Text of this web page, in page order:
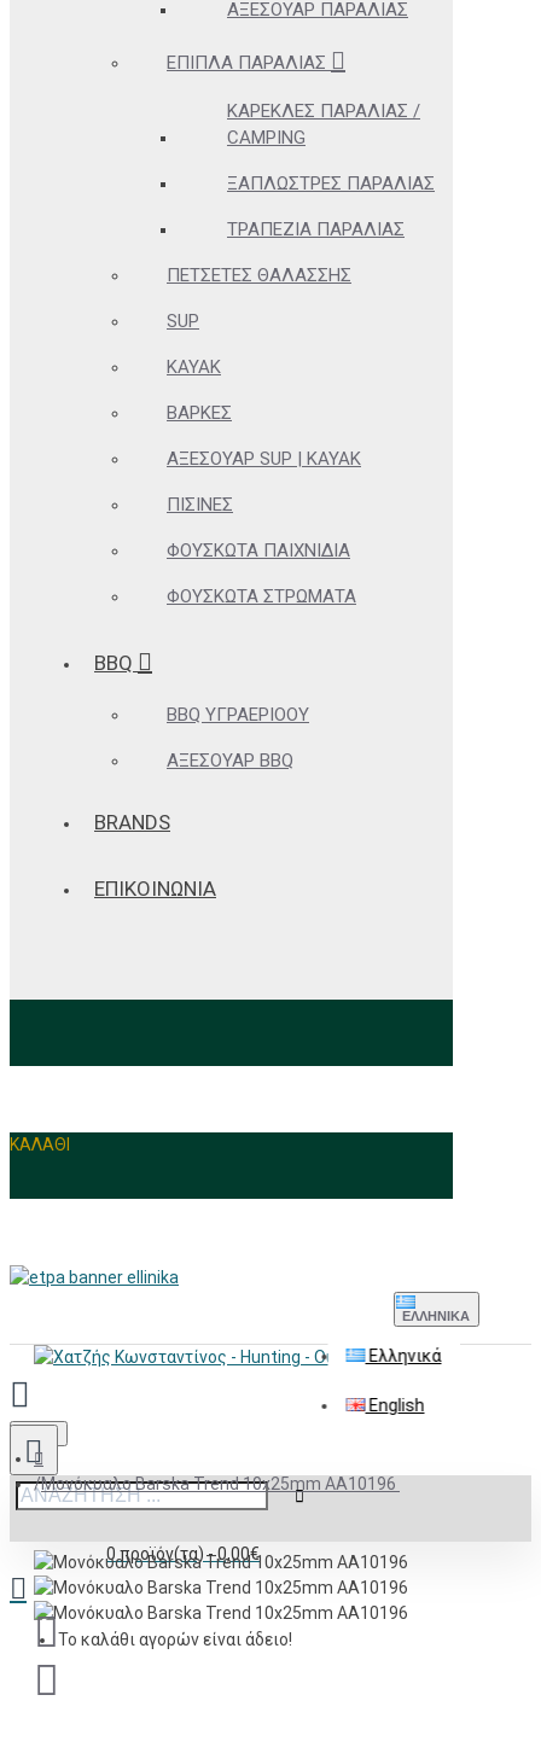
ΑΞΕΣΟΥΆΡ ΠΑΡΑΛΊΑΣ
ΈΠΙΠΛΑ ΠΑΡΑΛΊΑΣ
ΚΑΡΈΚΛΕΣ ΠΑΡΑΛΊΑΣ /
CAMPING
ΞΑΠΛΏΣΤΡΕΣ ΠΑΡΑΛΊΑΣ
ΤΡΑΠΈΖΙΑ ΠΑΡΑΛΊΑΣ
ΠΕΤΣΈΤΕΣ ΘΑΛΆΣΣΗΣ
SUP
KAYAK
ΒΆΡΚΕΣ
ΑΞΕΣΟΥΆΡ SUP | KAYAK
ΠΙΣΊΝΕΣ
ΦΟΥΣΚΩΤΆ ΠΑΙΧΝΊΔΙΑ
ΦΟΥΣΚΩΤΆ ΣΤΡΏΜΑΤΑ
BBQ
BBQ ΥΓΡΑΕΡΊΟΟΥ
ΑΞΕΣΟΥΆΡ BBQ
BRANDS
ΕΠΙΚΟΙΝΩΝΙΑ
ΚΑΛΑΘΙ
ΕΛΛΗΝΙΚΆ
Ελληνικά
English
Menu
0 προϊόν(τα) - 0,00€
Το καλάθι αγορών είναι άδειο!
Μονόκυαλο Barska Trend 10x25mm AΑ10196